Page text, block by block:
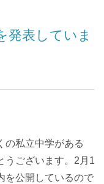
発表していま
の私立中学がある
うございます。2月1
を公開しているので